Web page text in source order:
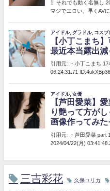
三吉彩花 久保ユリカ